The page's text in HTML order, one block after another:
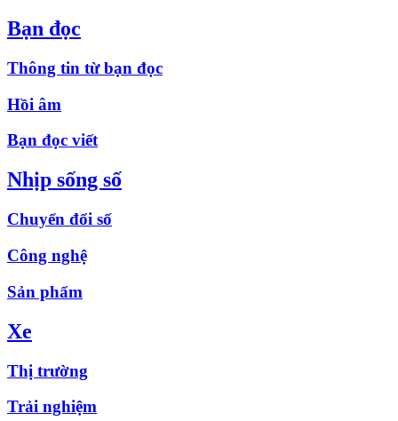
Bạn đọc
Thông tin từ bạn đọc
Hồi âm
Bạn đọc viết
Nhịp sống số
Chuyển đổi số
Công nghệ
Sản phẩm
Xe
Thị trường
Trải nghiệm